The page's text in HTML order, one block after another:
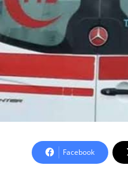
Facebook